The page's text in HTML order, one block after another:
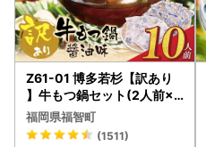
Z61-01 博多若杉【訳あり
】牛もつ鍋セット(2人前×5
) 10人前 もつ鍋
福岡県福智町
(1511)